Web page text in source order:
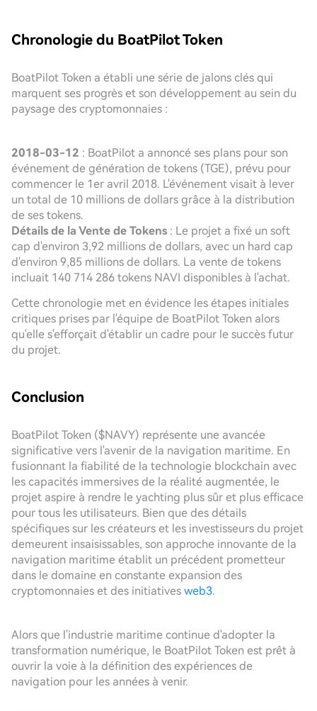
Chronologie du BoatPilot Token
BoatPilot Token a établi une série de jalons clés qui
marquent ses progrès et son développement au sein du
paysage des cryptomonnaies :
2018-03-12 : BoatPilot a annoncé ses plans pour son
événement de génération de tokens (TGE), prévu pour
commencer le 1er avril 2018. L'événement visait à lever
un total de 10 millions de dollars grâce à la distribution
de ses tokens.
Détails de la Vente de Tokens : Le projet a fixé un soft
cap d'environ 3,92 millions de dollars, avec un hard cap
d'environ 9,85 millions de dollars. La vente de tokens
incluait 140 714 286 tokens NAVI disponibles à l'achat.
Cette chronologie met en évidence les étapes initiales
critiques prises par l'équipe de BoatPilot Token alors
qu'elle s'efforçait d'établir un cadre pour le succès futur
du projet.
Conclusion
BoatPilot Token ($NAVY) représente une avancée
significative vers l'avenir de la navigation maritime. En
fusionnant la fiabilité de la technologie blockchain avec
les capacités immersives de la réalité augmentée, le
projet aspire à rendre le yachting plus sûr et plus efficace
pour tous les utilisateurs. Bien que des détails
spécifiques sur les créateurs et les investisseurs du projet
demeurent insaisissables, son approche innovante de la
navigation maritime établit un précédent prometteur
dans le domaine en constante expansion des
cryptomonnaies et des initiatives web3.
Alors que l'industrie maritime continue d'adopter la
transformation numérique, le BoatPilot Token est prêt à
ouvrir la voie à la définition des expériences de
navigation pour les années à venir.